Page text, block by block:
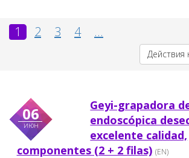
1 2 3 4 ...
Действия
06
июн
Geyi-grapadora
endoscópica
excelente calidad,
componentes (2 + 2 filas) (EN)